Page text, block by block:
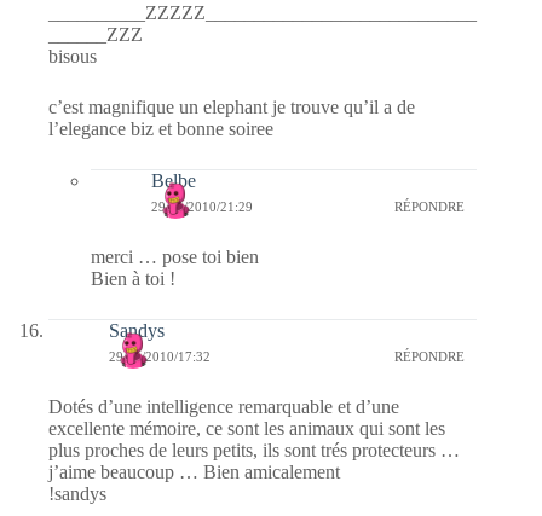
__________ZZZZZ____________________________
______ZZZ
bisous
c’est magnifique un elephant je trouve qu’il a de
l’elegance biz et bonne soiree
Belbe
29/01/2010/21:29 RÉPONDRE
merci … pose toi bien
Bien à toi !
Sandys
29/01/2010/17:32 RÉPONDRE
Dotés d’une intelligence remarquable et d’une
excellente mémoire, ce sont les animaux qui sont les
plus proches de leurs petits, ils sont trés protecteurs …
j’aime beaucoup … Bien amicalement
!sandys